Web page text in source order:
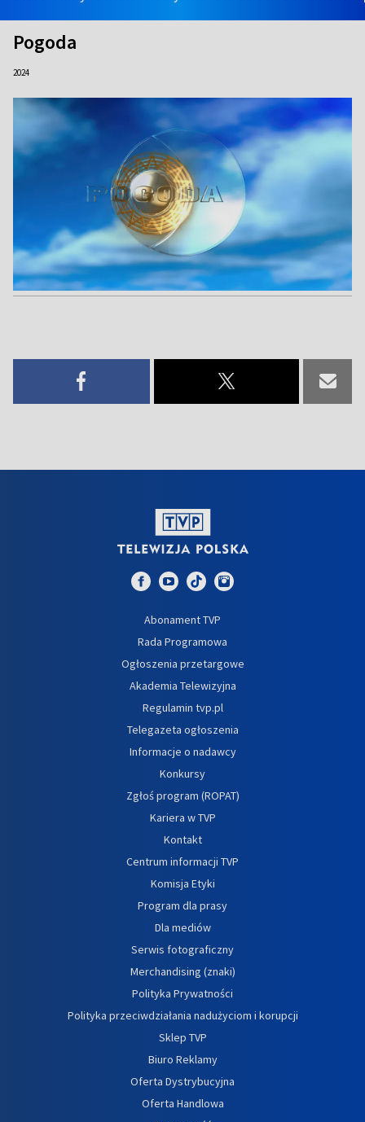
Pogoda
2024
Abonament TVP
Rada Programowa
Ogłoszenia przetargowe
Akademia Telewizyjna
Regulamin tvp.pl
Telegazeta ogłoszenia
Informacje o nadawcy
Konkursy
Zgłoś program (ROPAT)
Kariera w TVP
Kontakt
Centrum informacji TVP
Komisja Etyki
Program dla prasy
Dla mediów
Serwis fotograficzny
Merchandising (znaki)
Polityka Prywatności
Polityka przeciwdziałania nadużyciom i korupcji
Sklep TVP
Biuro Reklamy
Oferta Dystrybucyjna
Oferta Handlowa